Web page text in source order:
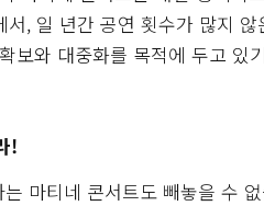
, 일 년간 공연 횟수가 많지
보와 대중화를 목적에 두고 있
!
마티네 콘서트도 빼놓을 수